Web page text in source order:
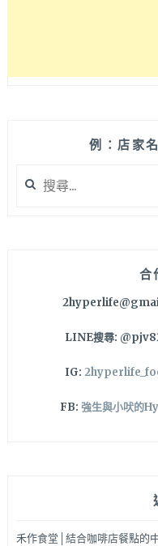
例：店家
尋
合
LINE搜尋:
IG:
FB: 強生與小吠的
禾作食堂│結合咖啡店餐點的